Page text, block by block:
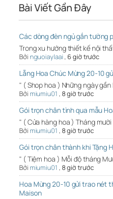
Bài Viết Gần Đây
Các dòng đèn ngủ gắn tường
Trong xu hướng thiết kế nội
Bởi nguoiaylaai, 6 giờ trước
Lẵng Hoa Chúc Mừng 20-10
" ( Shop hoa ) Những ngày
Bởi miumiu01 , 8 giờ trước
Gói trọn chân tình qua mẫu
" ( Cửa hàng hoa ) Tháng
Bởi miumiu01 , 8 giờ trước
Gói trọn chân thành khi Tặng
" ( Tiệm hoa ) Mỗi độ tháng
Bởi miumiu01 , 8 giờ trước
Hoa Mừng 20-10 gửi trao nét
Maison